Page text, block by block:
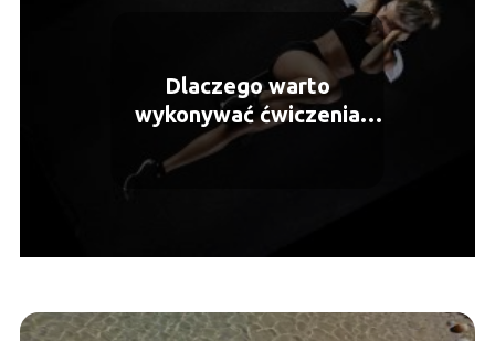
Dlaczego warto
wykonywać ćwiczenia
rozciągające?